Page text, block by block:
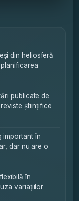
din heliosferă
publicate de
științifice
important în
dar nu are o
în
variațiilor